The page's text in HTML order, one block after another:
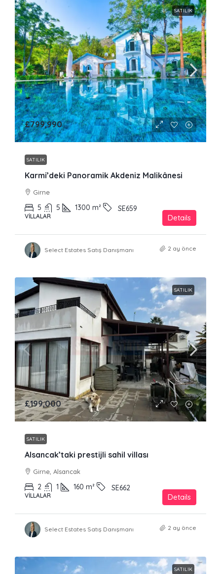
SATILIK
£799,990
SATILIK
Karmi’deki Panoramik Akdeniz Malikânesi
Girne
5 5 1300 m² SE659
VILLALAR Details
Select Estates Satış Danışmanı 2 ay önce
SATILIK
£199,000
SATILIK
Alsancak’taki prestijli sahil villası
Girne, Alsancak
2 1 160 m² SE662
VILLALAR Details
Select Estates Satış Danışmanı 2 ay önce
SATILIK